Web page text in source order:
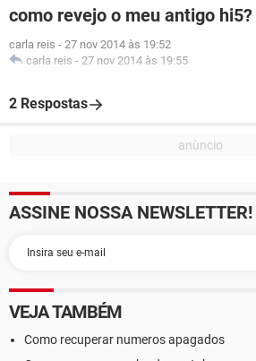
como revejo o meu antigo hi5?
carla reis - 27 nov 2014 às 19:52
carla reis - 27 nov 2014 às 19:55
2 Respostas
ASSINE NOSSA NEWSLETTER!
VEJA TAMBÉM
Como recuperar numeros apagados